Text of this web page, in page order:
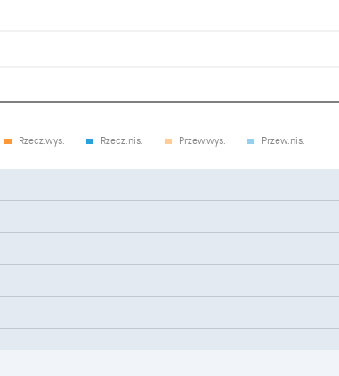
Rzecz.wys. Rzecz.nis. Przew.wys. Przew.nis.